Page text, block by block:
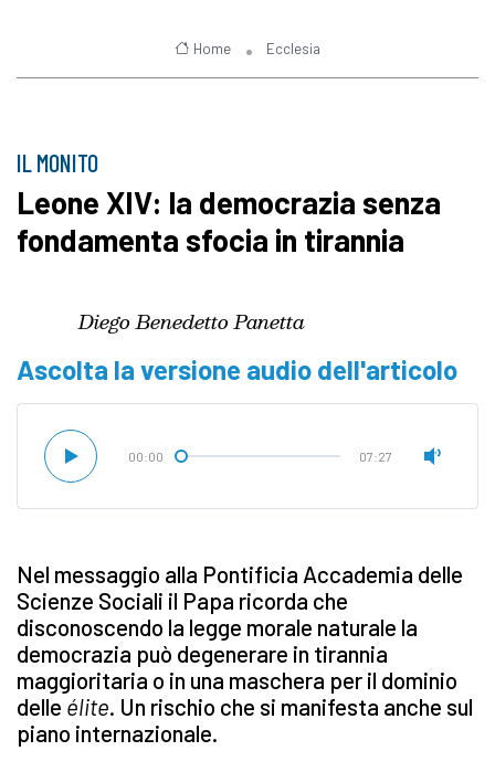
Home Ecclesia
IL MONITO
Leone XIV: la democrazia senza
fondamenta sfocia in tirannia
Diego Benedetto Panetta
Ascolta la versione audio dell'articolo
00:00 07:27
Nel messaggio alla Pontificia Accademia delle
Scienze Sociali il Papa ricorda che
disconoscendo la legge morale naturale la
democrazia può degenerare in tirannia
maggioritaria o in una maschera per il dominio
delle élite. Un rischio che si manifesta anche sul
piano internazionale.